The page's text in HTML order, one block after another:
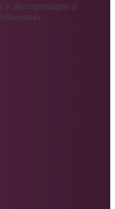
в эксплуатацию в
объемных